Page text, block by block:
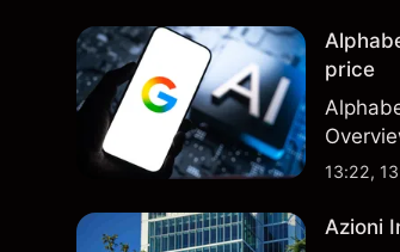
price
13:22,
Azioni